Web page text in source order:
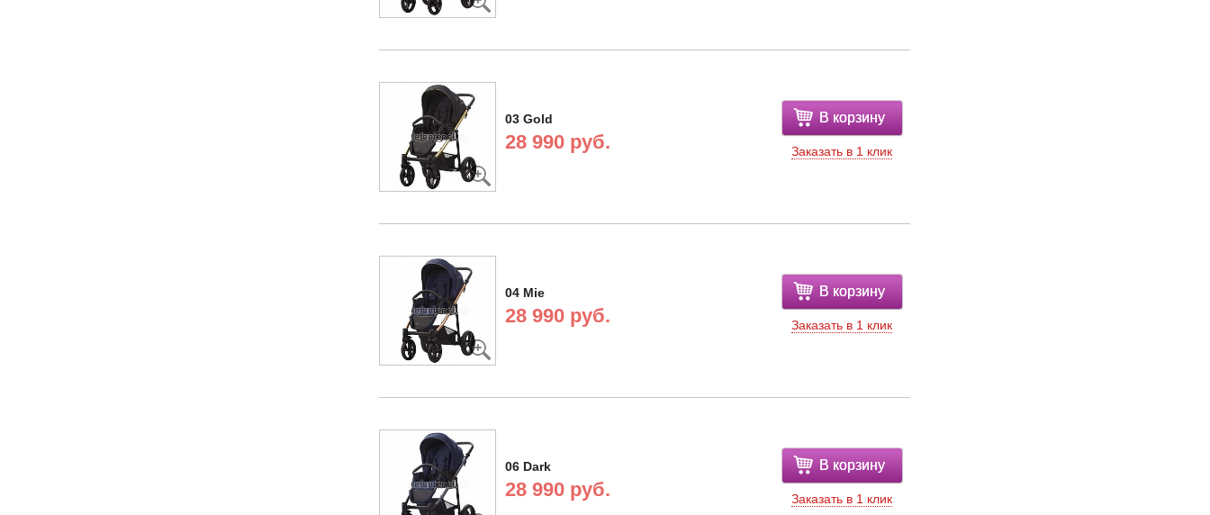
03 Gold
28 990 руб.
В корзину
Заказать в 1 клик
04 Mie
28 990 руб.
В корзину
Заказать в 1 клик
06 Dark
28 990 руб.
В корзину
Заказать в 1 клик